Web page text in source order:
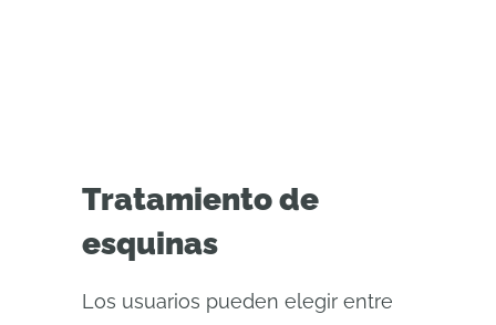
Tratamiento de
esquinas
Los usuarios pueden elegir entre